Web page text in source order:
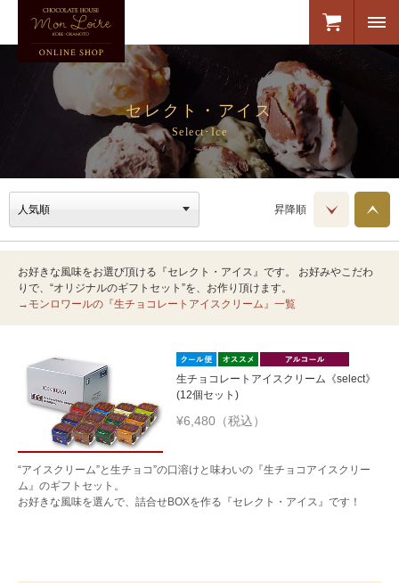
セレクト・アイス
Select･Ice
昇降順
お好きな風味をお選び頂ける『セレクト・アイス』です。 お好みやこだわ
りで、“オリジナルのギフトセット”を、お作り頂けます。
→モンロワールの『生チョコレートアイスクリーム』一覧
生チョコレートアイスクリーム《select》
(12個セット)
¥6,480（税込）
“アイスクリーム”と生チョコ”の口溶けと味わいの『生チョコアイスクリー
ム』のギフトセット。
お好きな風味を選んで、詰合せBOXを作る『セレクト・アイス』です！